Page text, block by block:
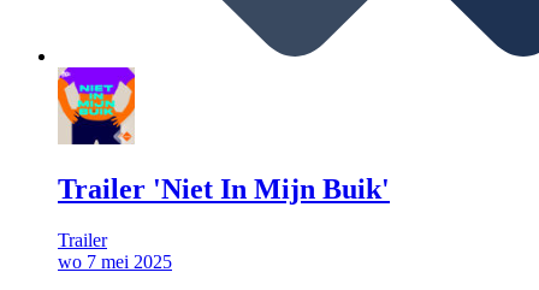
Trailer 'Niet In Mijn Buik'
Trailer
wo 7 mei 2025